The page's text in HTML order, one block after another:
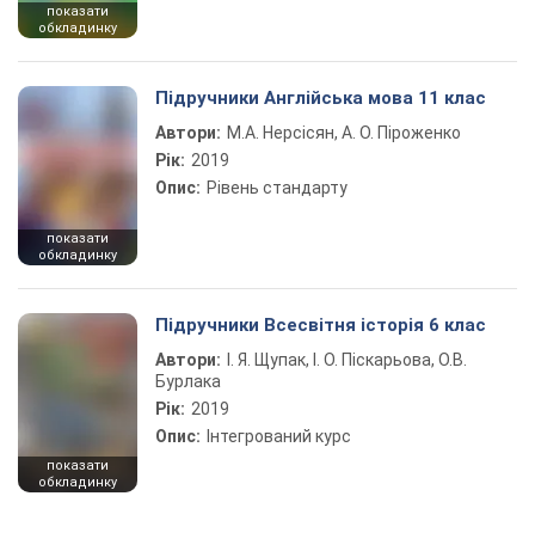
показати
обкладинку
показати
обкладинку
Підручники Англійська мова 11 клас
Автори: М.А. Нерсісян, А. О. Піроженко
Рік: 2019
Опис: Рівень стандарту
показати
обкладинку
Підручники Всесвітня історія 6 клас
Автори:
І. Я. Щупак, І. О. Піскарьова, О.В.
Бурлака
Рік: 2019
Опис: Інтегрований курс